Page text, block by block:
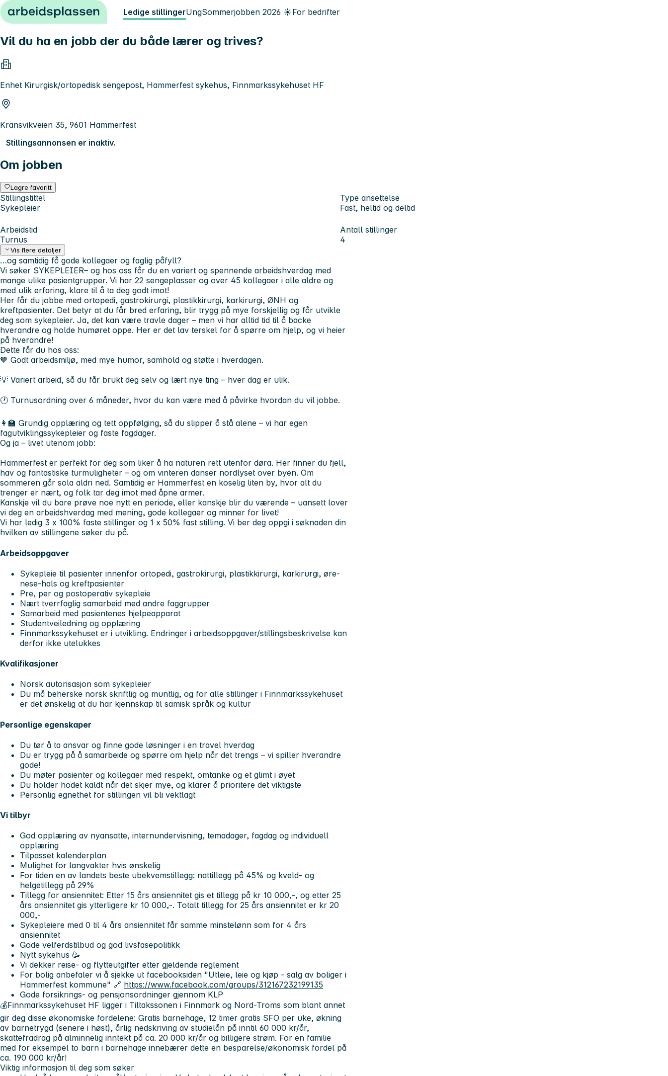
Hopp til innhold Ledige stillingerUngSommerjobben 2026 ☀️For bedrifter
Vil du ha en jobb der du både lærer og trives?
Enhet Kirurgisk/ortopedisk sengepost, Hammerfest sykehus, Finnmarkssykehuset HF
Kransvikveien 35, 9601 Hammerfest
Stillingsannonsen er inaktiv.
Om jobben
Lagre favoritt
Stillingstittel
Sykepleier
Type ansettelse
Fast, heltid og deltid
Arbeidstid
Turnus
Antall stillinger
4
Vis flere detaljer
…og samtidig få gode kollegaer og faglig påfyll?
Vi søker SYKEPLEIER– og hos oss får du en variert og spennende arbeidshverdag med
mange ulike pasientgrupper. Vi har 22 sengeplasser og over 45 kollegaer i alle aldre og
med ulik erfaring, klare til å ta deg godt imot!
Her får du jobbe med ortopedi, gastrokirurgi, plastikkirurgi, karkirurgi, ØNH og
kreftpasienter. Det betyr at du får bred erfaring, blir trygg på mye forskjellig og får utvikle
deg som sykepleier. Ja, det kan være travle dager – men vi har alltid tid til å backe
hverandre og holde humøret oppe. Her er det lav terskel for å spørre om hjelp, og vi heier
på hverandre!
Dette får du hos oss:
🧡 Godt arbeidsmiljø, med mye humor, samhold og støtte i hverdagen.
💡 Variert arbeid, så du får brukt deg selv og lært nye ting – hver dag er ulik.
🕐 Turnusordning over 6 måneder, hvor du kan være med å påvirke hvordan du vil jobbe.
👩‍🏫 Grundig opplæring og tett oppfølging, så du slipper å stå alene – vi har egen
fagutviklingssykepleier og faste fagdager.
Og ja – livet utenom jobb:
Hammerfest er perfekt for deg som liker å ha naturen rett utenfor døra. Her finner du fjell,
hav og fantastiske turmuligheter – og om vinteren danser nordlyset over byen. Om
sommeren går sola aldri ned. Samtidig er Hammerfest en koselig liten by, hvor alt du
trenger er nært, og folk tar deg imot med åpne armer.
Kanskje vil du bare prøve noe nytt en periode, eller kanskje blir du værende – uansett lover
vi deg en arbeidshverdag med mening, gode kollegaer og minner for livet!
Vi har ledig 3 x 100% faste stillinger og 1 x 50% fast stilling. Vi ber deg oppgi i søknaden din
hvilken av stillingene søker du på.
Arbeidsoppgaver
Sykepleie til pasienter innenfor ortopedi, gastrokirurgi, plastikkirurgi, karkirurgi, øre-
nese-hals og kreftpasienter
Pre, per og postoperativ sykepleie
Nært tverrfaglig samarbeid med andre faggrupper
Samarbeid med pasientenes hjelpeapparat
Studentveiledning og opplæring
Finnmarkssykehuset er i utvikling. Endringer i arbeidsoppgaver/stillingsbeskrivelse kan
derfor ikke utelukkes
Kvalifikasjoner
Norsk autorisasjon som sykepleier
Du må beherske norsk skriftlig og muntlig, og for alle stillinger i Finnmarkssykehuset
er det ønskelig at du har kjennskap til samisk språk og kultur
Personlige egenskaper
Du tør å ta ansvar og finne gode løsninger i en travel hverdag
Du er trygg på å samarbeide og spørre om hjelp når det trengs – vi spiller hverandre
gode!
Du møter pasienter og kollegaer med respekt, omtanke og et glimt i øyet
Du holder hodet kaldt når det skjer mye, og klarer å prioritere det viktigste
Personlig egnethet for stillingen vil bli vektlagt
Vi tilbyr
God opplæring av nyansatte, internundervisning, temadager, fagdag og individuell
opplæring
Tilpasset kalenderplan
Mulighet for langvakter hvis ønskelig
For tiden en av landets beste ubekvemstillegg: nattillegg på 45% og kveld- og
helgetillegg på 29%
Tillegg for ansiennitet: Etter 15 års ansiennitet gis et tillegg på kr 10 000,-, og etter 25
års ansiennitet gis ytterligere kr 10 000,-. Totalt tillegg for 25 års ansiennitet er kr 20
000,-
Sykepleiere med 0 til 4 års ansiennitet får samme minstelønn som for 4 års
ansiennitet
Gode velferdstilbud og god livsfasepolitikk
Nytt sykehus 🥳
Vi dekker reise- og flytteutgifter etter gjeldende reglement
For bolig anbefaler vi å sjekke ut facebooksiden "Utleie, leie og kjøp - salg av boliger i
Hammerfest kommune" 🔗 https://www.facebook.com/groups/312167232199135
Gode forsikrings- og pensjonsordninger gjennom KLP
💰Finnmarkssykehuset HF ligger i Tiltakssonen i Finnmark og Nord-Troms som blant annet
gir deg disse økonomiske fordelene: Gratis barnehage, 12 timer gratis SFO per uke, økning
av barnetrygd (senere i høst), årlig nedskriving av studielån på inntil 60 000 kr/år,
skattefradrag på alminnelig inntekt på ca. 20 000 kr/år og billigere strøm. For en familie
med for eksempel to barn i barnehage innebærer dette en besparelse/økonomisk fordel på
ca. 190 000 kr/år!
Viktig informasjon til deg som søker